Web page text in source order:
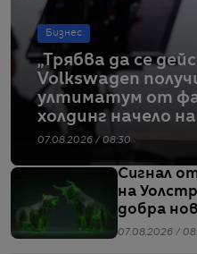
Бизнес
„Трябва да се
Volkswagen
ултиматум от
холдинг начело
07.08.2026 / 08:30
Сигнал
на
добра
07.08.2026 /